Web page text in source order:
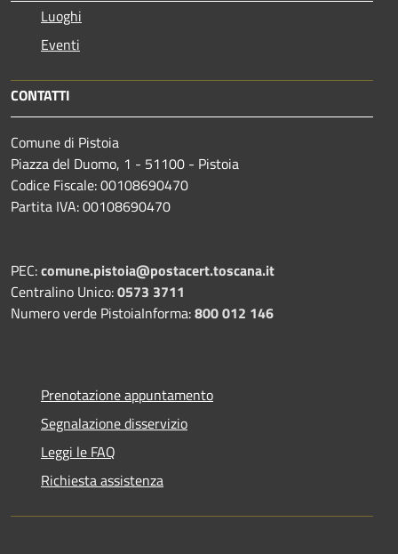
Luoghi
Eventi
CONTATTI
Comune di Pistoia
Piazza del Duomo, 1 - 51100 - Pistoia
Codice Fiscale: 00108690470
Partita IVA: 00108690470
PEC:comune.pistoia@postacert.toscana.it
Centralino Unico:0573 3711
Numero verde PistoiaInforma:800 012 146
Prenotazione appuntamento
Segnalazione disservizio
Leggi le FAQ
Richiesta assistenza